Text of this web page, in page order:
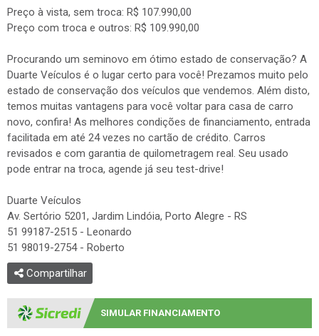
Preço à vista, sem troca: R$ 107.990,00
Preço com troca e outros: R$ 109.990,00
Procurando um seminovo em ótimo estado de conservação? A
Duarte Veículos é o lugar certo para você! Prezamos muito pelo
estado de conservação dos veículos que vendemos. Além disto,
temos muitas vantagens para você voltar para casa de carro
novo, confira! As melhores condições de financiamento, entrada
facilitada em até 24 vezes no cartão de crédito. Carros
revisados e com garantia de quilometragem real. Seu usado
pode entrar na troca, agende já seu test-drive!
Duarte Veículos
Av. Sertório 5201, Jardim Lindóia, Porto Alegre - RS
51 99187-2515 - Leonardo
51 98019-2754 - Roberto
Compartilhar
SIMULAR FINANCIAMENTO